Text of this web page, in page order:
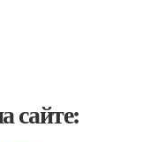
сайте: